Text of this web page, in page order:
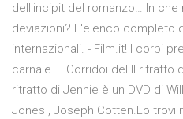
dell'incipit del romanzo… In
deviazioni? L'elenco completo
internazionali. - Film.it! I corpi
carnale · I Corridoi del Il ritratto
ritratto di Jennie è un DVD di
Jones , Joseph Cotten.Lo trovi